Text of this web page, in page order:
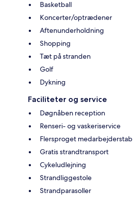
Basketball
Koncerter/optrædener
Aftenunderholdning
Shopping
Tæt på stranden
Golf
Dykning
Faciliteter og service
Døgnåben reception
Renseri- og vaskeriservice
Flersproget medarbejderstab
Gratis strandtransport
Cykeludlejning
Strandliggestole
Strandparasoller